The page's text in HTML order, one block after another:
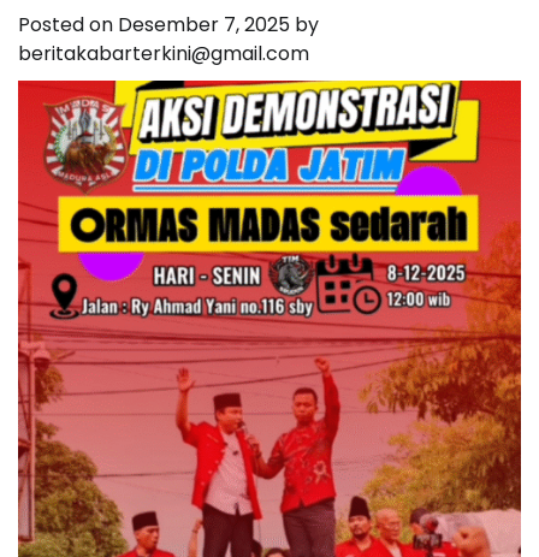
Posted on Desember 7, 2025 by
beritakabarterkini@gmail.com